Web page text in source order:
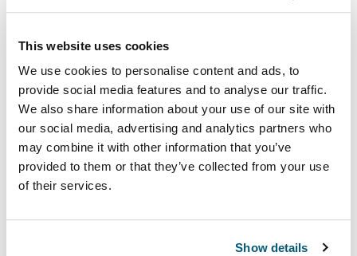
This website uses cookies
We use cookies to personalise content and ads, to
provide social media features and to analyse our traffic.
We also share information about your use of our site with
our social media, advertising and analytics partners who
may combine it with other information that you’ve
provided to them or that they’ve collected from your use
of their services.
Show details
sind, können Sie das Produkt dort, wo Sie es gekauft
haben, innerhalb von 30 Tagen ab Kaufdatum gegen
Rückerstattung des Kaufpreises zurückgeben oder
umtauschen.
Garantieanträge
europäischen und nationalen Vorschriften und
Bestimmungen bezüglich des Verkaufs von